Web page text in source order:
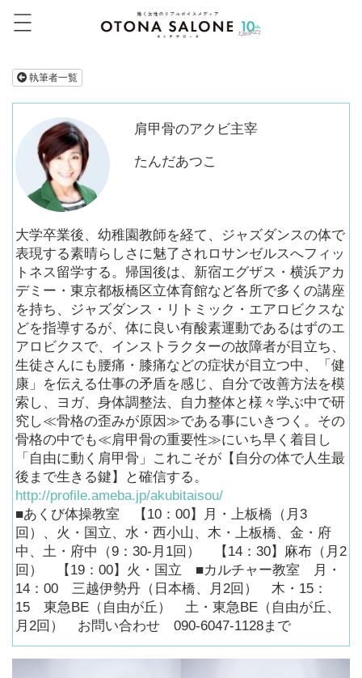
執筆者一覧
肩甲骨のアクビ主宰
たんだあつこ
大学卒業後、幼稚園教師を経て、ジャズダンスの体で
表現する素晴らしさに魅了されロサンゼルスへフィッ
トネス留学する。帰国後は、新宿エグザス・横浜アカ
デミー・東京都板橋区立体育館など各所で多くの講座
を持ち、ジャズダンス・リトミック・エアロビクスな
どを指導するが、体に良い有酸素運動であるはずのエ
アロビクスで、インストラクターの故障者が目立ち、
生徒さんにも腰痛・膝痛などの症状が目立つ中、「健
康」を伝える仕事の矛盾を感じ、自分で改善方法を模
索し、ヨガ、身体調整法、自力整体と様々学ぶ中で研
究し≪骨格の歪みが原因≫である事にいきつく。その
骨格の中でも≪肩甲骨の重要性≫にいち早く着目し
「自由に動く肩甲骨」これこそが【自分の体で人生最
後まで生きる鍵】と確信する。
http://profile.ameba.jp/akubitaisou/
■あくび体操教室 【10：00】月・上板橋（月3
回）、火・国立、水・西小山、木・上板橋、金・府
中、土・府中（9：30-月1回） 【14：30】麻布（月2
回） 【19：00】火・国立 ■カルチャー教室 月・
14：00 三越伊勢丹（日本橋、月2回） 木・15：
15 東急BE（自由が丘） 土・東急BE（自由が丘、
月2回） お問い合わせ 090-6047-1128まで